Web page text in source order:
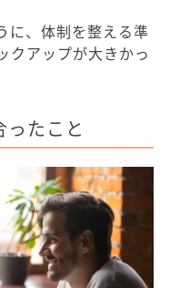
に、体制を整える準
クアップが大きかっ
たこと